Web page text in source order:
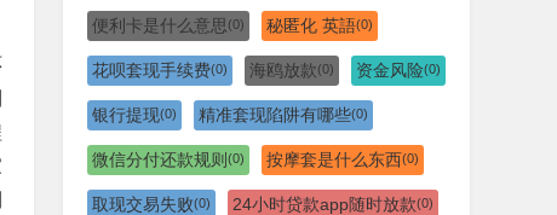
便利卡是什么意思 (0) 秘匿化 英語(0)
花呗套现手续费(0) 海鸥放款(0) 资金风险(0)
银行提现(0) 精准套现陷阱有哪些(0)
微信分付还款规则 (0) 按摩套是什么东西(0)
取现交易失败(0) 24小时贷款app随时放款(0)